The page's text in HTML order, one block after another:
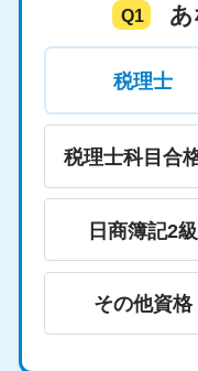
Q1
税理士
税理士科目合
日商簿記2級
その他資格